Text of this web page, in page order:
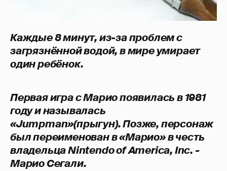
Каждые 8 минут, из-за проблем с
загрязнённой водой, в мире умирает
один ребёнок.
Первая игра с Марио появилась в 1981
году и называлась
«Jumpman»(прыгун). Позже, персонаж
был переименован в «Марио» в честь
владельца Nintendo of America, Inc. -
Марио Сегали.